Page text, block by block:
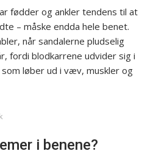
fødder og ankler tendens til at
– måske endda hele benet.
når sandalerne pludselig
fordi blodkarrene udvider sig i
løber ud i væv, muskler og
i benene?